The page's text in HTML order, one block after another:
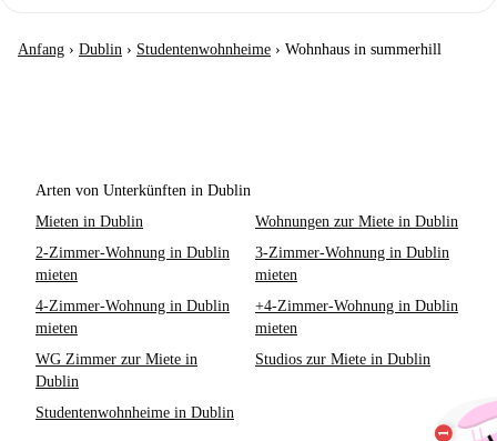
Anfang › Dublin › Studentenwohnheime › Wohnhaus in summerhill
Arten von Unterkünften in Dublin
Mieten in Dublin
Wohnungen zur Miete in Dublin
2-Zimmer-Wohnung in Dublin
mieten
3-Zimmer-Wohnung in Dublin
mieten
4-Zimmer-Wohnung in Dublin
mieten
+4-Zimmer-Wohnung in Dublin
mieten
WG Zimmer zur Miete in
Dublin
Studios zur Miete in Dublin
Studentenwohnheime in Dublin